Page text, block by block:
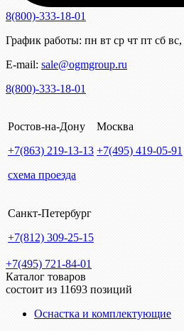
8(800)-333-18-01
График работы: пн вт ср чт пт сб вс,
E-mail: sale@ogmgroup.ru
8(800)-333-18-01
Ростов-на-Дону
+7(863) 219-13-13
схема проезда
Москва
+7(495) 419-05-91
Санкт-Петербург
+7(812) 309-25-15
+7(495) 721-84-01
Каталог товаров
состоит из 11693 позиций
Оснастка и комплектующие